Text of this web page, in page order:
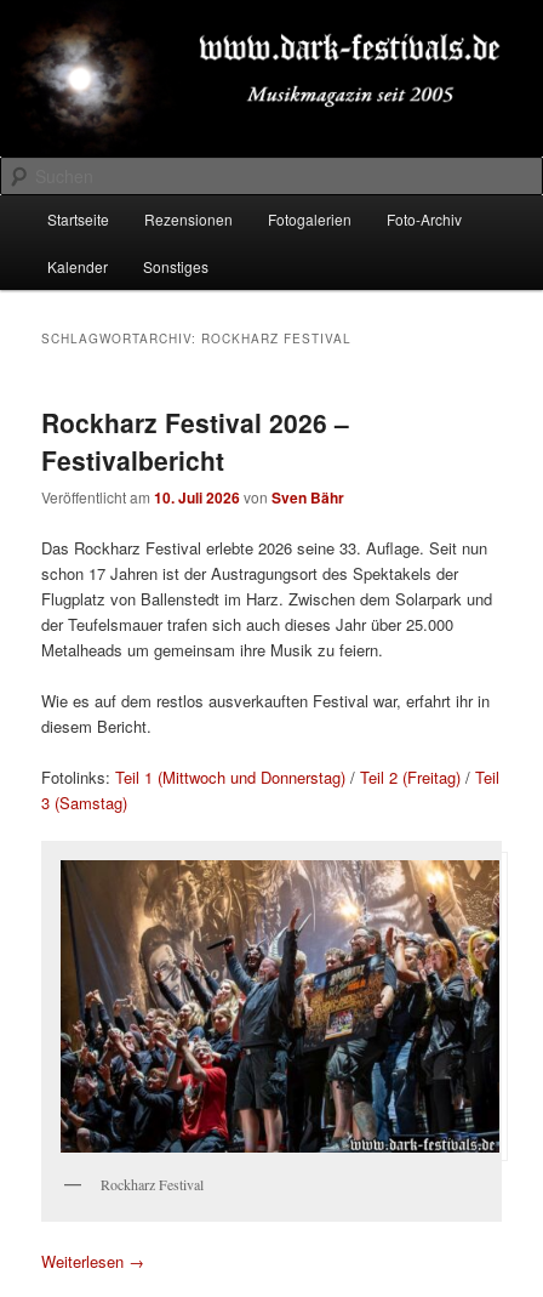
primären
Inhalt
springen
sekundären
Inhalt
springenDARK-FESTIVALS.DE
Suchen
Startseite Rezensionen Fotogalerien Foto-Archiv
Kalender Sonstiges
SCHLAGWORTARCHIV: ROCKHARZ FESTIVAL
Rockharz Festival 2026 –
Festivalbericht
Veröffentlicht am10. Juli 2026vonSven Bähr
Das Rockharz Festival erlebte 2026 seine 33. Auflage. Seit nun
schon 17 Jahren ist der Austragungsort des Spektakels der
Flugplatz von Ballenstedt im Harz. Zwischen dem Solarpark und
der Teufelsmauer trafen sich auch dieses Jahr über 25.000
Metalheads um gemeinsam ihre Musik zu feiern.
Wie es auf dem restlos ausverkauften Festival war, erfahrt ihr in
diesem Bericht.
Fotolinks:Teil 1 (Mittwoch und Donnerstag) /Teil 2 (Freitag) /Teil
3 (Samstag)
Rockharz Festival
Weiterlesen →